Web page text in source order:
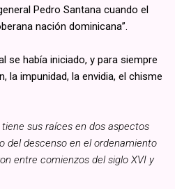
Pedro Santana cuando el
nación dominicana”.
se había iniciado, y para siempre
impunidad, la envidia, el chisme
sus raíces en dos aspectos
del descenso en el ordenamiento
entre comienzos del siglo XVI y